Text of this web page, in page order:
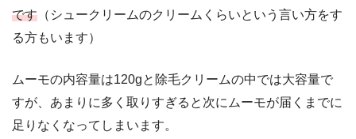
です （シュークリームのクリームくらいという言い方をす
る方もいます）
ムーモの内容量は120gと除毛クリームの中では大容量で
すが、あまりに多く取りすぎると次にムーモが届くまでに
足りなくなってしまいます。